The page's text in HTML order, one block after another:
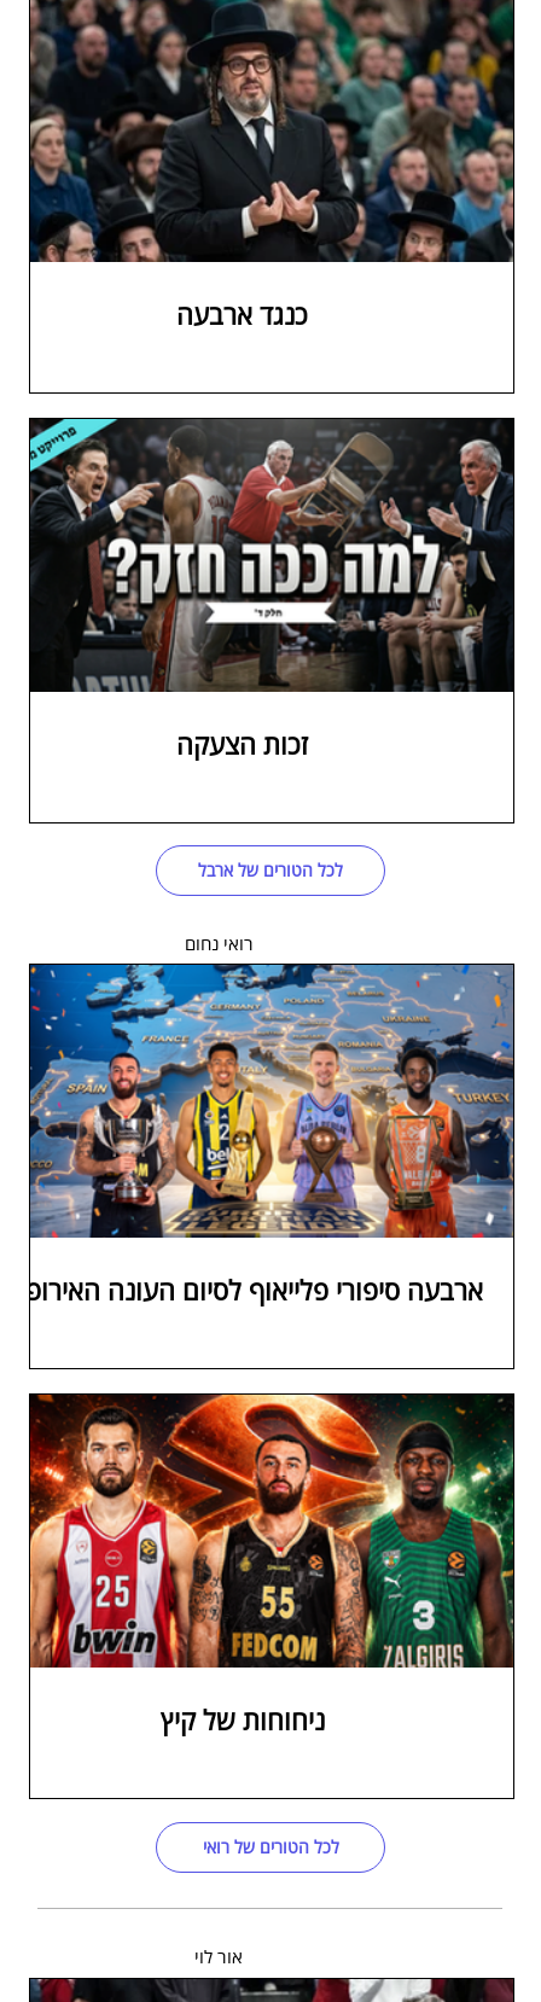
כנגד ארבעה
זכות הצעקה
לכל הטורים של ארבל
רואי נחום
ארבעה סיפורי פלייאוף לסיום העונה האירופית
ניחוחות של קיץ
לכל הטורים של רואי
אור לוי